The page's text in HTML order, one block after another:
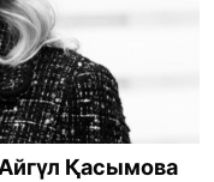
Қасымова